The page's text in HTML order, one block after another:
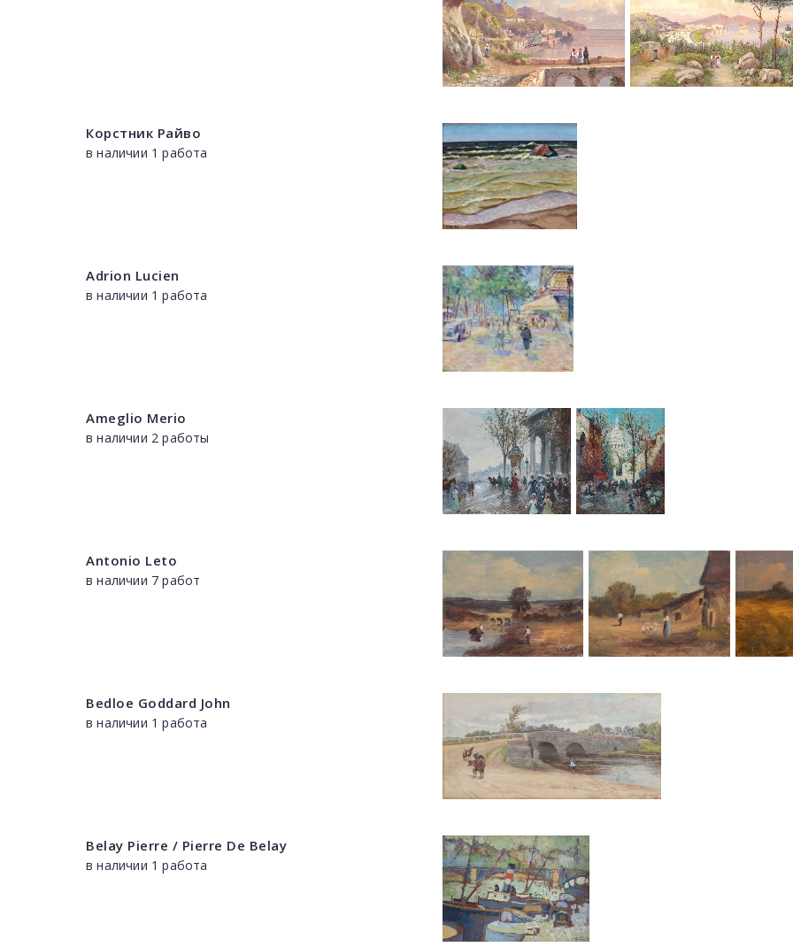
Корстник Райво
в наличии 1 работа
Adrion Lucien
в наличии 1 работа
Ameglio Merio
в наличии 2 работы
Antonio Leto
в наличии 7 работ
Bedloe Goddard John
в наличии 1 работа
Belay Pierre / Pierre De Belay
в наличии 1 работа